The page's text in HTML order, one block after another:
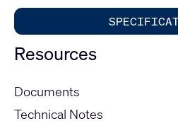
Resources
Documents
Technical Notes